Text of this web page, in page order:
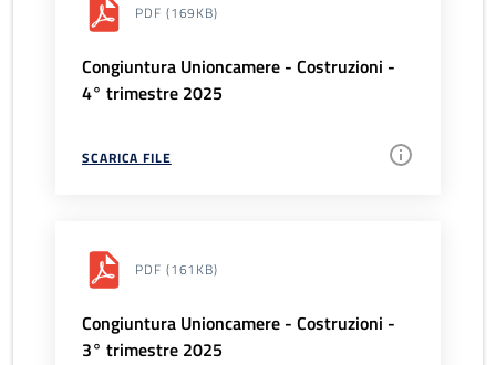
PDF (169KB)
Congiuntura Unioncamere - Costruzioni -
4° trimestre 2025
SCARICA FILE
PDF (161KB)
Congiuntura Unioncamere - Costruzioni -
3° trimestre 2025